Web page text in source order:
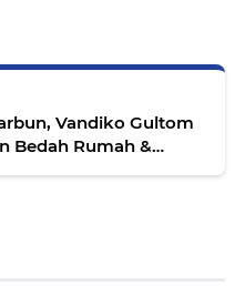
Vandiko Gultom
Bedah Rumah &